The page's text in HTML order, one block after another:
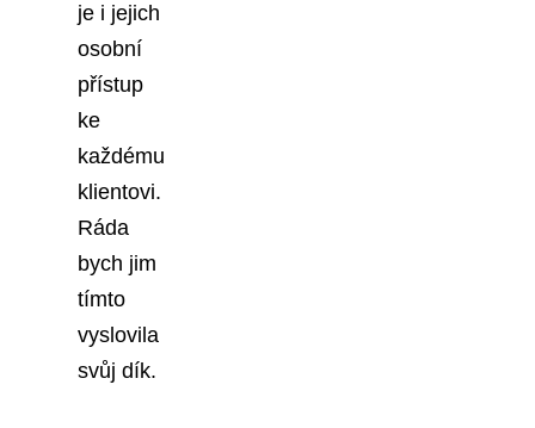
je i jejich
osobní
přístup
ke
každému
klientovi.
Ráda
bych jim
tímto
vyslovila
svůj dík.